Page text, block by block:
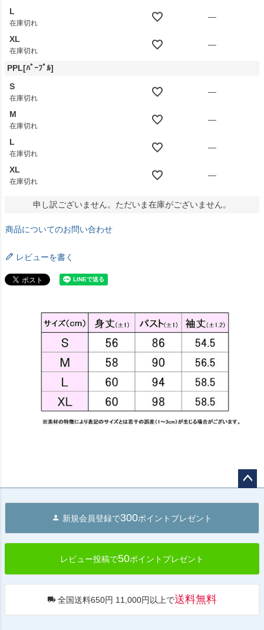
L
在庫切れ
—
XL
在庫切れ
—
PPL[ﾊﾟｰﾌﾟﾙ]
S
在庫切れ
—
M
在庫切れ
—
L
在庫切れ
—
XL
在庫切れ
—
申し訳ございません。ただいま在庫がございません。
商品についてのお問い合わせ
レビューを書く
へ
新規会員登録で300ポイントプレゼント
レビュー投稿で50ポイントプレゼント
全国送料650円 11,000円以上で送料無料